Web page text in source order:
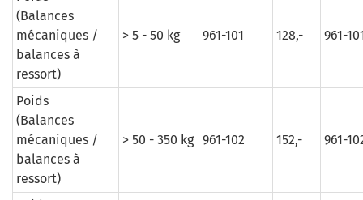
(Balances
mécaniques /
balances à
ressort)
> 5 - 50 kg 961-101 128,- 961-
Poids
(Balances
mécaniques /
balances à
ressort)
> 50 - 350 kg 961-102 152,- 961-